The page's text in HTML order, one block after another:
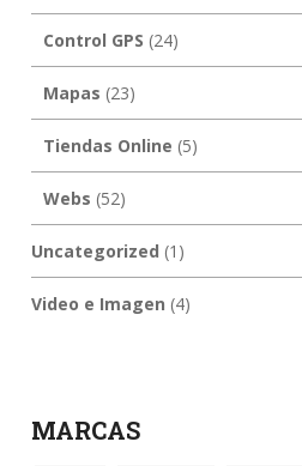
Control GPS (24)
Mapas (23)
Tiendas Online (5)
Webs (52)
Uncategorized (1)
Video e Imagen (4)
MARCAS